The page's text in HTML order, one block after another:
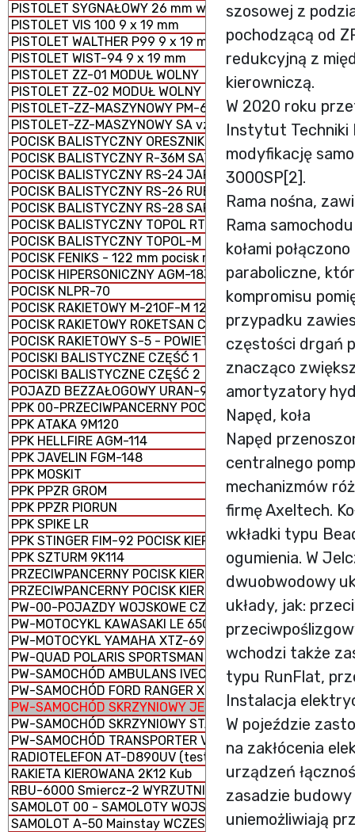
PISTOLET SYGNAŁOWY 26 mm wz. 1978
PISTOLET VIS 100 9 x 19 mm
PISTOLET WALTHER P99 9 x 19 mm
PISTOLET WIST-94 9 x 19 mm
PISTOLET ZZ-01 MODUŁ WOLNY
PISTOLET ZZ-02 MODUŁ WOLNY
PISTOLET-ZZ-MASZYNOWY PM-63 RAK 9 × 18 mm
PISTOLET-ZZ-MASZYNOWY SA vz. 61 ŠKORPION
POCISK BALISTYCZNY ORESZNIK
POCISK BALISTYCZNY R-36M SATAN
POCISK BALISTYCZNY RS-24 JARS
POCISK BALISTYCZNY RS-26 RUBIEŻ
POCISK BALISTYCZNY RS-28 SARMAT
POCISK BALISTYCZNY TOPOL RT-2PM
POCISK BALISTYCZNY TOPOL-M RS-12M1
POCISK FENIKS - 122 mm pocisk rakietowy M-21 FHD
POCISK HIPERSONICZNY AGM-183 ARRW
POCISK NLPR-70
POCISK RAKIETOWY M-21OF-M 122 mm
POCISK RAKIETOWY ROKETSAN CIRIT KAL. 70 mm
POCISK RAKIETOWY S-5 - POWIETRZE-ZIEMIA
POCISKI BALISTYCZNE CZĘŚĆ 1
POCISKI BALISTYCZNE CZĘŚĆ 2
POJAZD BEZZAŁOGOWY URAN-9
PPK 00-PRZECIWPANCERNY POCISK KIEROWANY
PPK ATAKA 9M120
PPK HELLFIRE AGM-114
PPK JAVELIN FGM-148
PPK MOSKIT
PPK PPZR GROM
PPK PPZR PIORUN
PPK SPIKE LR
PPK STINGER FIM-92 POCISK KIEROWANY ZIEMIA-
PPK SZTURM 9K114
PRZECIWPANCERNY POCISK KIEROWANY 9K123
PRZECIWPANCERNY POCISK KIEROWANY 9M133 KORNET
PW-00-POJAZDY WOJSKOWE CZĘŚĆ 1
PW-MOTOCYKL KAWASAKI LE 650 VERSYS
PW-MOTOCYKL YAMAHA XTZ-690
PW-QUAD POLARIS SPORTSMAN SPM 1000 E
PW-SAMOCHÓD AMBULANS IVECO 70W18EIII
PW-SAMOCHÓD FORD RANGER XLT
PW-SAMOCHÓD SKRZYNIOWY JELCZ TYP 442.32
PW-SAMOCHÓD SKRZYNIOWY STAR 266 M2
PW-SAMOCHÓD TRANSPORTER VW T6
RADIOTELEFON AT-D890UV (testowa)
RAKIETA KIEROWANA 2K12 Kub
RBU-6000 Smiercz-2 WYRZUTNIA RAKIETOWYCH BOMB
SAMOLOT 00 - SAMOLOTY WOJSKOWE
SAMOLOT A-50 Mainstay WCZESNEGO WYKRYWANIA I
szosowej z
pochodzącą od
redukcyjną z
kierowniczą.
W 2020 roku
Instytut Techniki
modyfikację
3000SP[2].
Rama nośna,
Rama
kołami
paraboliczne,
kompromisu
przypadku
częstości drgań
znacząco
amortyzatory
Napęd, koła
Napęd
centralnego
mechanizmów
firmę Axeltech.
wkładki typu
ogumienia. W
dwuobwodowy
układy, jak:
wchodzi także
typu RunFlat,
Instalacja
W pojeździe
na zakłócenia
urządzeń
zasadzie budowy
uniemożliwiają